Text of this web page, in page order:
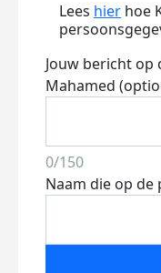
Lees hier hoe
Jouw bericht op
Mahamed
0/150
Naam die op